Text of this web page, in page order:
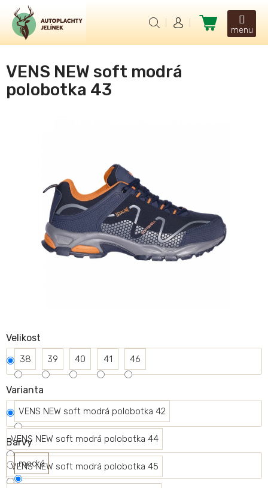
obsah
Nákupní
košík
VENS NEW soft modrá
polobotka 43
Velikost
38 39 40 41 46
Varianta
VENS NEW soft modrá polobotka 42
VENS NEW soft modrá polobotka 44
VENS NEW soft modrá polobotka 45
Barvy
modrá